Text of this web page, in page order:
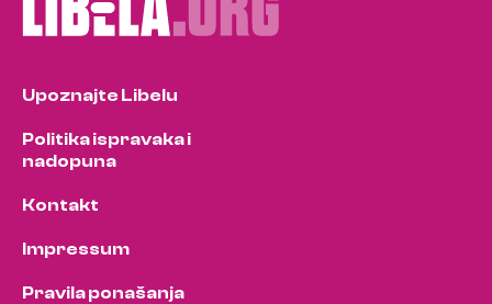
Upoznajte Libelu
Politika ispravaka i
nadopuna
Kontakt
Impressum
Pravila ponašanja